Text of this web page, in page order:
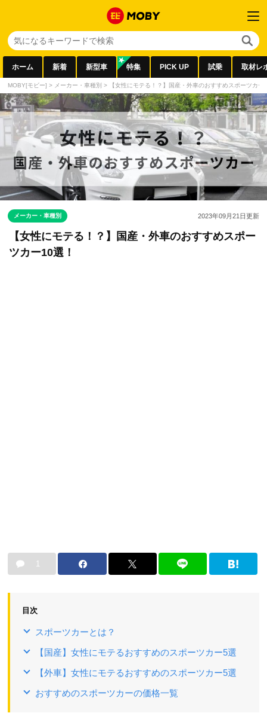
ホーム 新着 新型車 特集 PICK UP 試乗 取材レ
MOBY[モビー] > メーカー・車種別 > 【女性にモテる！？】国産・外車のおすすめスポーツカー
メーカー・車種別 2023年09月21日更新
【女性にモテる！？】国産・外車のおすすめスポー
ツカー10選！
1
目次
スポーツカーとは？
【国産】女性にモテるおすすめのスポーツカー5選
【外車】女性にモテるおすすめのスポーツカー5選
おすすめのスポーツカーの価格一覧